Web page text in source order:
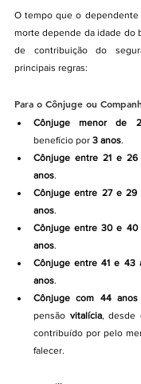
O tempo que o dependente
morte depende da idade do
de contribuição do
principais regras:
Para o Cônjuge ou
Cônjuge menor de
benefício por 3 anos
Cônjuge entre 21 e 26
anos
Cônjuge entre 27 e 29
anos
Cônjuge entre 30 e 40
anos
Cônjuge entre 41 e 43
anos
Cônjuge com 44
pensão vitalícia, desde
contribuído por pelo
falecer.